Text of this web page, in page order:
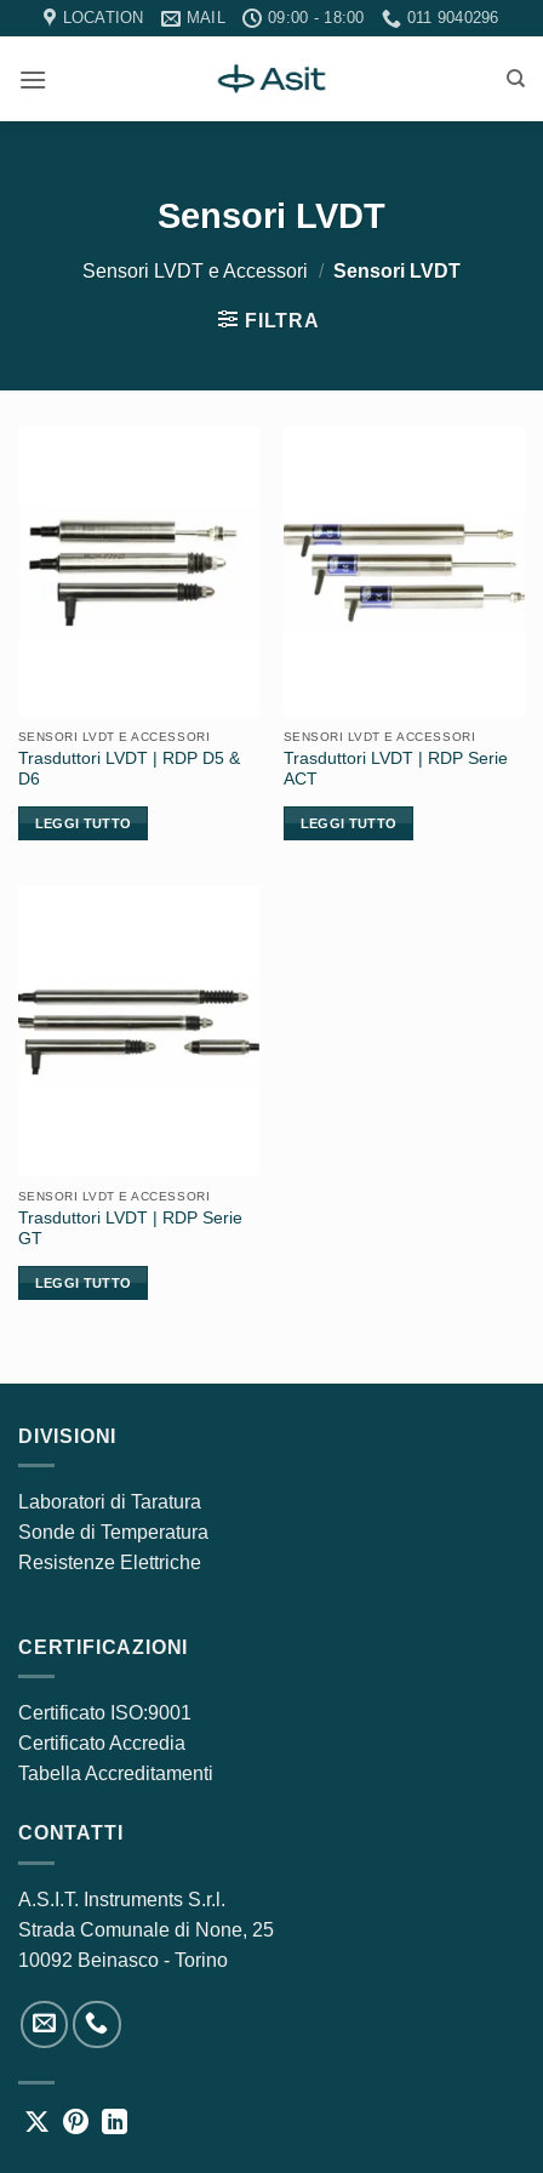
contenuti
LOCATION MAIL 09:00 - 18:00 011 9040296
Sensori LVDT
Sensori LVDT e Accessori / Sensori LVDT
FILTRA
SENSORI LVDT E ACCESSORI
Trasduttori LVDT | RDP D5 &
D6
LEGGI TUTTO
SENSORI LVDT E ACCESSORI
Trasduttori LVDT | RDP Serie
ACT
LEGGI TUTTO
SENSORI LVDT E ACCESSORI
Trasduttori LVDT | RDP Serie
GT
LEGGI TUTTO
DIVISIONI
Laboratori di Taratura
Sonde di Temperatura
Resistenze Elettriche
CERTIFICAZIONI
Certificato ISO:9001
Certificato Accredia
Tabella Accreditamenti
CONTATTI
A.S.I.T. Instruments S.r.l.
Strada Comunale di None, 25
10092 Beinasco - Torino